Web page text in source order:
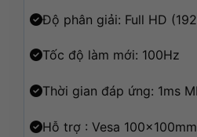
Độ phân giải: Full HD
Tốc độ làm mới: 100Hz
Thời gian đáp ứng: 1ms
Hỗ trợ : Vesa 100x100mm